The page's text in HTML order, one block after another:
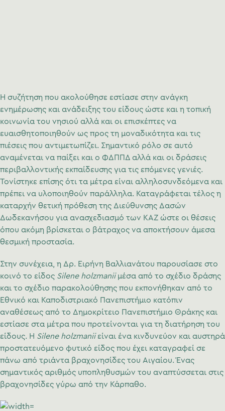
Η συζήτηση που ακολούθησε εστίασε στην ανάγκη
ενημέρωσης και ανάδειξης του είδους ώστε και η τοπική
κοινωνία του νησιού αλλά και οι επισκέπτες να
ευαισθητοποιηθούν ως προς τη μοναδικότητα και τις
πιέσεις που αντιμετωπίζει. Σημαντικό ρόλο σε αυτό
αναμένεται να παίξει και ο ΦΔΠΠΔ αλλά και οι δράσεις
περιβαλλοντικής εκπαίδευσης για τις επόμενες γενιές.
Τονίστηκε επίσης ότι τα μέτρα είναι αλληλοσυνδεόμενα και
πρέπει να υλοποιηθούν παράλληλα. Καταγράφεται τέλος η
καταρχήν θετική πρόθεση της Διεύθυνσης Δασών
Δωδεκανήσου για ανασχεδιασμό των ΚΑΖ ώστε οι θέσεις
όπου ακόμη βρίσκεται ο βάτραχος να αποκτήσουν άμεσα
θεσμική προστασία.
Στην συνέχεια, η Δρ. Ειρήνη Βαλλιανάτου παρουσίασε στο
κοινό το είδος Silene holzmaniiμέσα από το σχέδιο δράσης
και το σχέδιο παρακολούθησης που εκπονήθηκαν από το
Εθνικό και Καποδιστριακό Πανεπιστήμιο κατόπιν
αναθέσεως από το Δημοκρίτειο Πανεπιστήμιο Θράκης και
εστίασε στα μέτρα που προτείνονται για τη διατήρηση του
είδους. Η Silene holzmaniiείναι ένα κινδυνεύον και αυστηρά
προστατευόμενο φυτικό είδος που έχει καταγραφεί σε
πάνω από τριάντα βραχονησίδες του Αιγαίου. Ένας
σημαντικός αριθμός υποπληθυσμών του αναπτύσσεται στις
βραχονησίδες γύρω από την Κάρπαθο.